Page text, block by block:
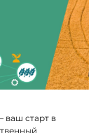
ваш старт в